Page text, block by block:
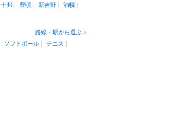
十弗 豊頃 新吉野
浦幌
路線・駅から選ぶ
ソフトボール
テニス